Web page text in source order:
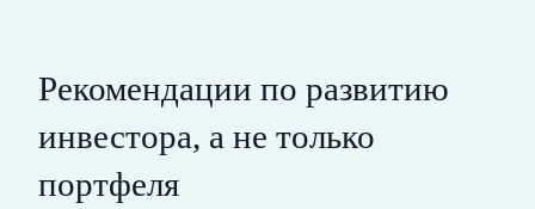
Рекомендации по развитию
инвестора, а не только
портфеля